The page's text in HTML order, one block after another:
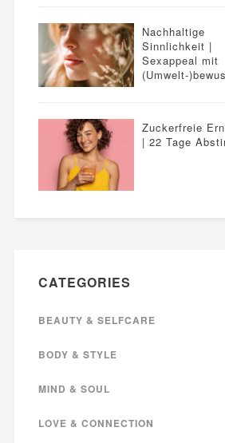
Nachhaltige
Sinnlichkeit |
Sexappeal mit
(Umwelt-
Zuckerfreie
| 22 Tage
CATEGORIES
BEAUTY & SELFCARE
BODY & STYLE
MIND & SOUL
LOVE & CONNECTION